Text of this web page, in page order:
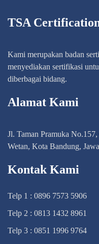
TSA
Kami merupakan badan
menyediakan sertifikasi
diberbagai bidang.
Alamat Kami
Jl. Taman Pramuka
Wetan, Kota Bandung,
Kontak Kami
Telp 1 : 0896 7573 5906
Telp 2 : 0813 1432 8961
Telp 3 : 0851 1996 9764